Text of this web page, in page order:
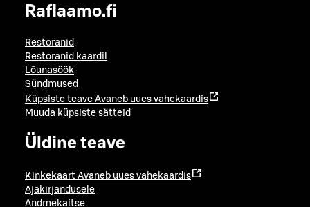
Raflaamo.fi
Restoranid
Restoranid kaardil
Lõunasöök
Sündmused
Küpsiste teave Avaneb uues vahekaardis
Muuda küpsiste sätteid
Üldine teave
Kinkekaart Avaneb uues vahekaardis
Ajakirjandusele
Andmekaitse